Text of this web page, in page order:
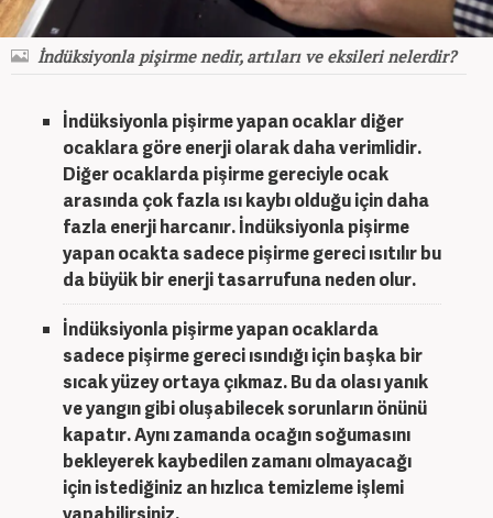
İndüksiyonla pişirme nedir, artıları ve eksileri nelerdir?
İndüksiyonla pişirmeyapan ocaklar diğer
ocaklara göre enerji olarak daha verimlidir.
Diğer ocaklarda pişirme gereciyle ocak
arasında çok fazla ısı kaybı olduğu için daha
fazla enerji harcanır.İndüksiyonla pişirme
yapan ocakta sadece pişirme gereci ısıtılır bu
da büyük bir enerji tasarrufuna neden olur.
İndüksiyonla pişirmeyapan ocaklarda
sadece pişirme gereci ısındığı için başka bir
sıcak yüzey ortaya çıkmaz. Bu da olası yanık
ve yangın gibi oluşabilecek sorunların önünü
kapatır. Aynı zamanda ocağın soğumasını
bekleyerek kaybedilen zamanı olmayacağı
için istediğiniz an hızlıca temizleme işlemi